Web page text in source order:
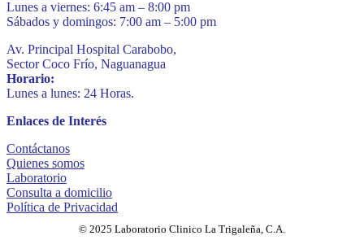
Lunes a viernes: 6:45 am – 8:00 pm
Sábados y domingos: 7:00 am – 5:00 pm
Av. Principal Hospital Carabobo,
Sector Coco Frío, Naguanagua
Horario:
Lunes a lunes: 24 Horas.
Enlaces de Interés
Contáctanos
Quienes somos
Laboratorio
Consulta a domicilio
Política de Privacidad
© 2025 Laboratorio Clinico La Trigaleña, C.A.